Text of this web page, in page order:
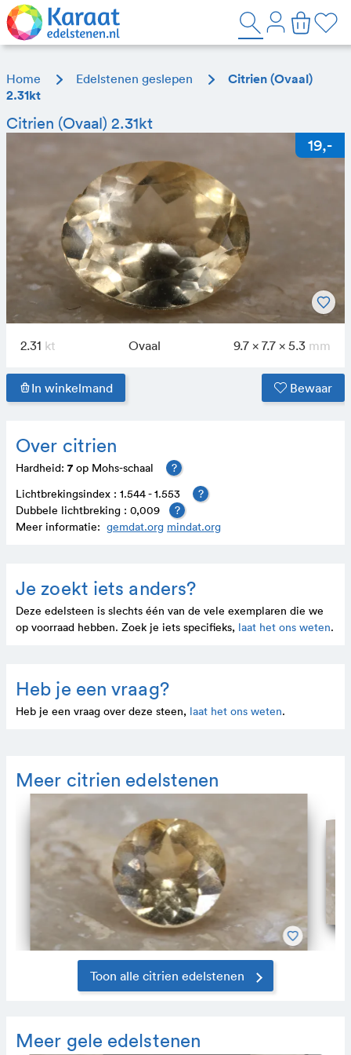
Home Edelstenen geslepen
Citrien (Ovaal)
2.31kt
Citrien (Ovaal) 2.31kt
2.31 Ovaal 9.7 x 7.7 x 5.3
In winkelmand Bewaar
Over citrien
Hardheid: 7 op Mohs-schaal
?
Lichtbrekingsindex : 1.544 - 1.553
?
Dubbele lichtbreking : 0,009
?
Meer informatie: gemdat.org mindat.org
Je zoekt iets anders?
Deze edelsteen is slechts één van de vele exem­plaren die we
op voor­raad hebben. Zoek je iets speci­fieks, laat het ons weten.
Heb je een vraag?
Heb je een vraag over deze steen, laat het ons weten.
Meer citrien edelstenen
Toon alle citrien edelstenen
Meer gele edelstenen